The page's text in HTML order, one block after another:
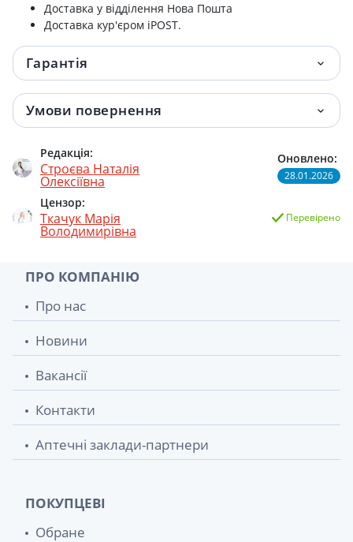
Доставка у відділення Нова Пошта
Доставка кур'єром iPOST.
Гарантія
Умови повернення
Редакція:
Строєва Наталія
Олексіївна
Цензор:
Ткачук Марія
Володимирівна
Оновлено:
28.01.2026
Перевірено
ПРО КОМПАНІЮ
Про нас
Новини
Вакансії
Контакти
Аптечні заклади-партнери
ПОКУПЦЕВІ
Обране